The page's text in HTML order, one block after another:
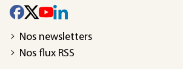
Nos newsletters
Nos flux RSS